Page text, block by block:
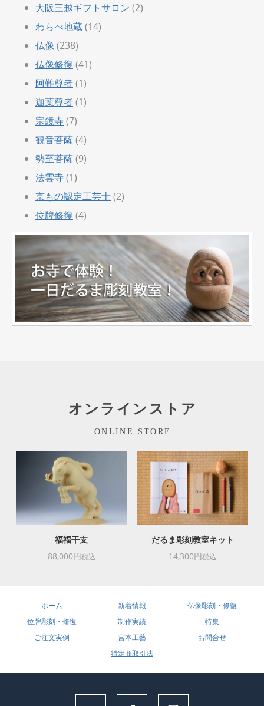
大阪三越ギフトサロン (2)
わらべ地蔵(14)
仏像 (238)
仏像修復 (41)
阿難尊者(1)
迦葉尊者(1)
宗鏡寺(7)
観音菩薩(4)
勢至菩薩(9)
法雲寺(1)
京もの認定工芸士(2)
位牌修復 (4)
オンラインストア
ONLINE STORE
福福干支
88,000円税込
だるま彫刻教室キット
14,300円税込
ホーム 新着情報
仏像彫刻・修復
位牌彫刻・修復
制作実績
特集
ご注文実例
宮本工藝
お問合せ
特定商取引法